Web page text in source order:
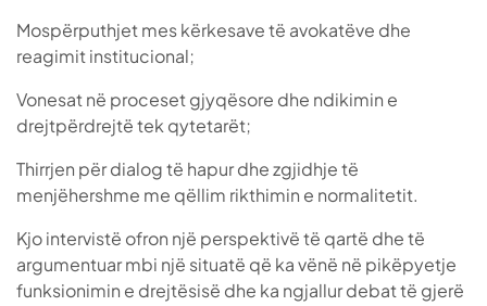
Mospërputhjet mes kërkesave të avokatëve dhe
reagimit institucional;
Vonesat në proceset gjyqësore dhe ndikimin e
drejtpërdrejtë tek qytetarët;
Thirrjen për dialog të hapur dhe zgjidhje të
menjëhershme me qëllim rikthimin e normalitetit.
Kjo intervistë ofron një perspektivë të qartë dhe të
argumentuar mbi një situatë që ka vënë në pikëpyetje
funksionimin e drejtësisë dhe ka ngjallur debat të gjerë